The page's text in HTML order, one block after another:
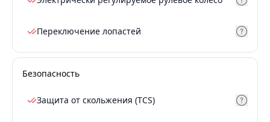
Переключение лопастей
Безопасность
Защита от скольжения (TCS)